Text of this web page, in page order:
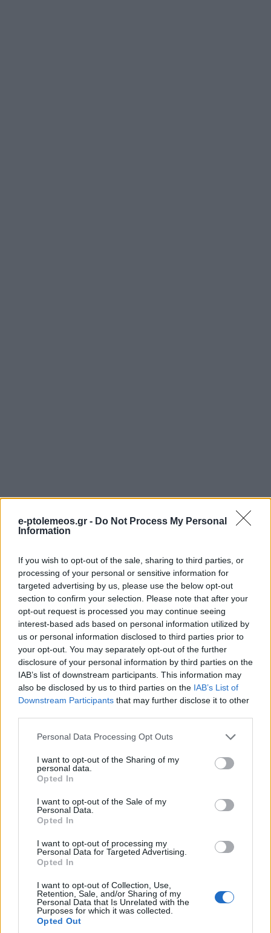
e-ptolemeos.gr - Do Not Process My Personal
Information
If you wish to opt-out of the sale, sharing to third parties, or
processing of your personal or sensitive information for
targeted advertising by us, please use the below opt-out
section to confirm your selection. Please note that after your
opt-out request is processed you may continue seeing
interest-based ads based on personal information utilized by
us or personal information disclosed to third parties prior to
your opt-out. You may separately opt-out of the further
disclosure of your personal information by third parties on the
IAB’s list of downstream participants. This information may
also be disclosed by us to third parties on the IAB’s List of
Downstream Participants that may further disclose it to other
Please note that this website/app uses one or more Google
not limited to your visit or usage behaviour. You may click to
grant or deny consent to Google and its third-party tags to
use your data for below specified purposes in below Google
consent section.
Personal Data Processing Opt Outs
I want to opt-out of the Sharing of my
personal data.
Opted In
I want to opt-out of the Sale of my
Personal Data.
Opted In
I want to opt-out of processing my
Personal Data for Targeted Advertising.
Opted In
I want to opt-out of Collection, Use,
Retention, Sale, and/or Sharing of my
Personal Data that Is Unrelated with the
Purposes for which it was collected.
Opted Out
ΠΟΛΙΤΙΣΜΌΣ
Η Φιλαρμονική
«Πανδώρα» και ο
Σύνδεσμος
Γραμμάτων & Τεχνών
εκπροσωπούν την
Κοζάνη στο 27ο
Νεανικών Ορχηστρών
7 Αυγούστου 2026, 9:30 μμ
ΜΟΥΣΙΚΈΣ ΕΠΙΛΟΓΈΣ
Οι μουσικές επιλογές
του e-ptolemeos.gr:
Jimmy James & The
Vagabonds – Now Is
the Time (1976)
ΚΟΙΝΩΝΊΑ
7 Αυγούστου 2026, 8:31 μμ
ΑΣΤΥΝΟΜΙΚΌ ΔΕΛΤΊΟ
κατάλαβε ότι πήγε να
πέσει θύμα
τηλεφωνικής απάτης